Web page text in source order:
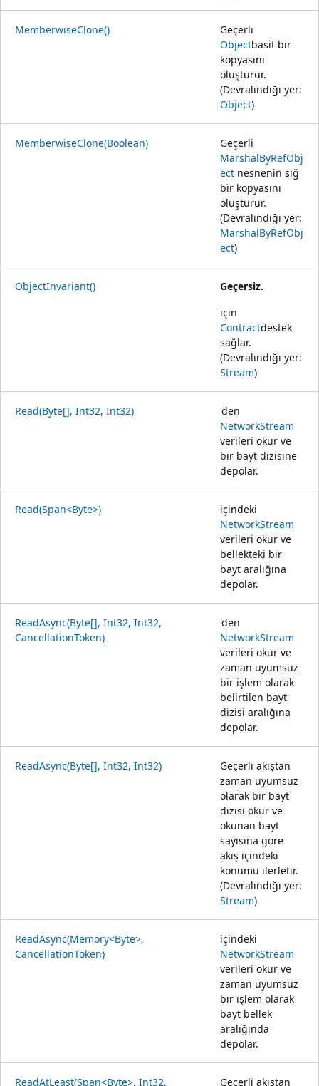
MemberwiseClone()
Geçerli
Objectbasit bir
kopyasını
oluşturur.
(Devralındığı yer:
Object)
MemberwiseClone(Boolean)
Geçerli
MarshalByRefObj
ect nesnenin sığ
bir kopyasını
oluşturur.
(Devralındığı yer:
MarshalByRefObj
ect)
ObjectInvariant()
Geçersiz.
için
Contractdestek
sağlar.
(Devralındığı yer:
Stream)
Read(Byte[], Int32, Int32)
'den
NetworkStream
verileri okur ve
bir bayt dizisine
depolar.
Read(Span<Byte>)
içindeki
NetworkStream
verileri okur ve
bellekteki bir
bayt aralığına
depolar.
ReadAsync(Byte[], Int32, Int32,
CancellationToken)
'den
NetworkStream
verileri okur ve
zaman uyumsuz
bir işlem olarak
belirtilen bayt
dizisi aralığına
depolar.
ReadAsync(Byte[], Int32, Int32)
Geçerli akıştan
zaman uyumsuz
olarak bir bayt
dizisi okur ve
okunan bayt
sayısına göre
akış içindeki
konumu ilerletir.
(Devralındığı yer:
Stream)
ReadAsync(Memory<Byte>,
CancellationToken)
içindeki
NetworkStream
verileri okur ve
zaman uyumsuz
bir işlem olarak
bayt bellek
aralığında
depolar.
ReadAtLeast(Span<Byte>, Int32, Geçerli akıştan